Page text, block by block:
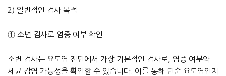
2) 일반적인 검사 목적
① 소변 검사로 염증 여부 확인
소변 검사는 요도염 진단에서 가장 기본적인 검사로, 염증 여부와
세균 감염 가능성을 확인할 수 있습니다. 이를 통해 단순 요도염인지